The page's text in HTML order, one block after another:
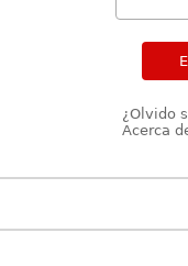
¿Olvido
Acerca